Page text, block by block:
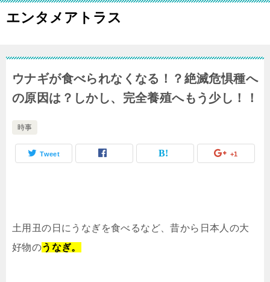
エンタメアトラス
ウナギが食べられなくなる！？絶滅危惧種へ
の原因は？しかし、完全養殖へもう少し！！
時事
Tweet +1
土用丑の日にうなぎを食べるなど、昔から日本人の大
好物のうなぎ。